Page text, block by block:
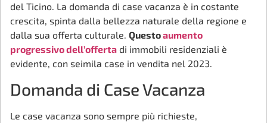
del Ticino. La domanda di case vacanza è in costante
crescita, spinta dalla bellezza naturale della regione e
dalla sua offerta culturale. Questoaumento
progressivo dell’offerta di immobili residenziali è
evidente, con seimila case in vendita nel 2023.
Domanda di Case Vacanza
Le case vacanza sono sempre più richieste,